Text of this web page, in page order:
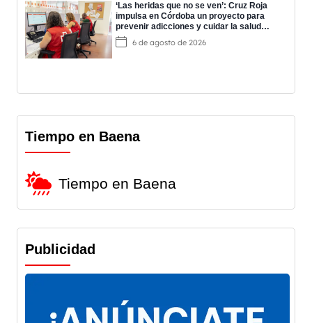
‘Las heridas que no se ven’: Cruz Roja
impulsa en Córdoba un proyecto para
prevenir adicciones y cuidar la salud
mental
6 de agosto de 2026
Tiempo en Baena
Tiempo en Baena
Publicidad